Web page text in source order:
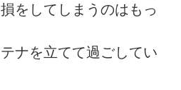
をしてしまうのはもっ
ナを立てて過ごしてい